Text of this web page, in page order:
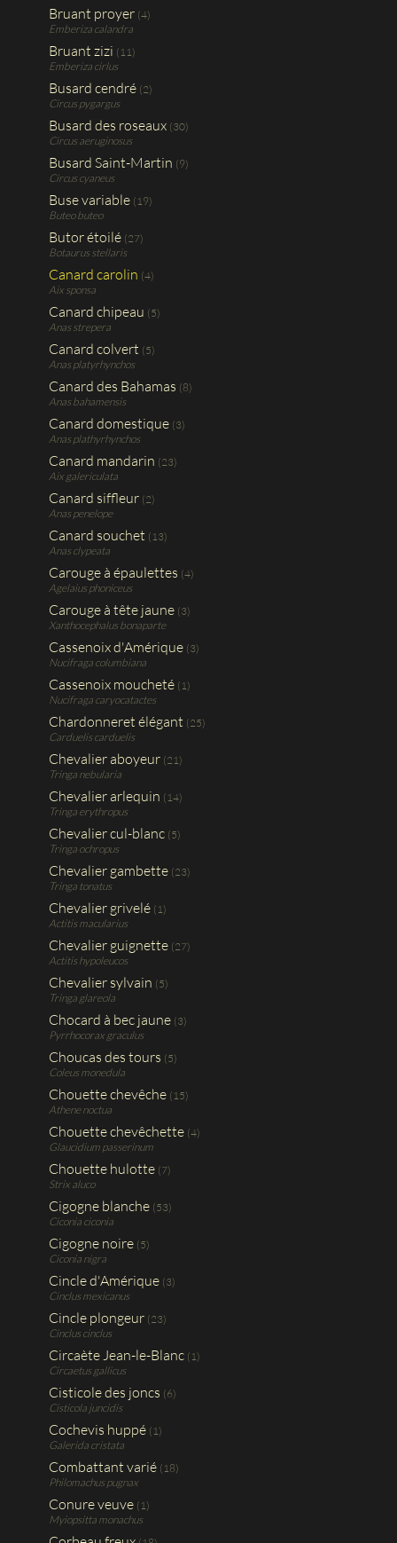
Bruant proyer (4)
Emberiza calandra
Bruant zizi (11)
Emberiza cirlus
Busard cendré (2)
Circus pygargus
Busard des roseaux (30)
Circus aeruginosus
Busard Saint-Martin (9)
Circus cyaneus
Buse variable (19)
Buteo buteo
Butor étoilé (27)
Botaurus stellaris
Canard carolin (4)
Aix sponsa
Canard chipeau (5)
Anas strepera
Canard colvert (5)
Anas platyrhynchos
Canard des Bahamas (8)
Anas bahamensis
Canard domestique (3)
Anas plathyrhynchos
Canard mandarin (23)
Aix galericulata
Canard siffleur (2)
Anas penelope
Canard souchet (13)
Anas clypeata
Carouge à épaulettes (4)
Agelaius phoniceus
Carouge à tête jaune (3)
Xanthocephalus bonaparte
Cassenoix d'Amérique (3)
Nucifraga columbiana
Cassenoix moucheté (1)
Nucifraga caryocatactes
Chardonneret élégant (25)
Carduelis carduelis
Chevalier aboyeur (21)
Tringa nebularia
Chevalier arlequin (14)
Tringa erythropus
Chevalier cul-blanc (5)
Tringa ochropus
Chevalier gambette (23)
Tringa tonatus
Chevalier grivelé (1)
Actitis macularius
Chevalier guignette (27)
Actitis hypoleucos
Chevalier sylvain (5)
Tringa glareola
Chocard à bec jaune (3)
Pyrrhocorax graculus
Choucas des tours (5)
Coleus monedula
Chouette chevêche (15)
Athene noctua
Chouette chevêchette (4)
Glaucidium passerinum
Chouette hulotte (7)
Strix aluco
Cigogne blanche (53)
Ciconia ciconia
Cigogne noire (5)
Ciconia nigra
Cincle d'Amérique (3)
Cinclus mexicanus
Cincle plongeur (23)
Cinclus cinclus
Circaète Jean-le-Blanc (1)
Circaetus gallicus
Cisticole des joncs (6)
Cisticola juncidis
Cochevis huppé (1)
Galerida cristata
Combattant varié (18)
Philomachus pugnax
Conure veuve (1)
Myiopsitta monachus